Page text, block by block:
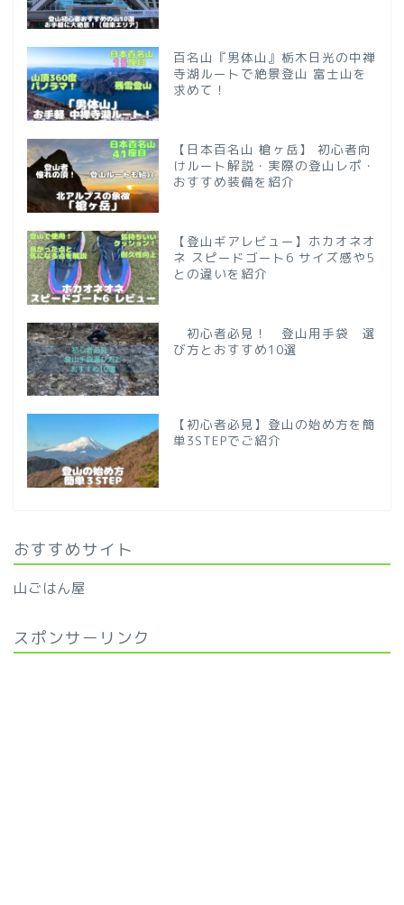
百名山『男体山』栃木日光の中禅
寺湖ルートで絶景登山 富士山を
求めて！
【日本百名山 槍ヶ岳】 初心者向
けルート解説・実際の登山レポ・
おすすめ装備を紹介
【登山ギアレビュー】ホカオネオ
ネ スピードゴート6 サイズ感や5
との違いを紹介
初心者必見！ 登山用手袋 選
び方とおすすめ10選
【初心者必見】登山の始め方を簡
単3STEPでご紹介
おすすめサイト
山ごはん屋
スポンサーリンク